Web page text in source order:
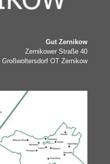
Gut Zernikow
Zernikower Straße 40
Großwoltersdorf OT Zernikow